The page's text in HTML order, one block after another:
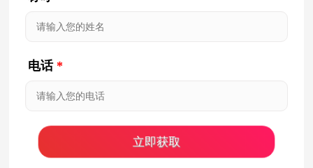
电话 *